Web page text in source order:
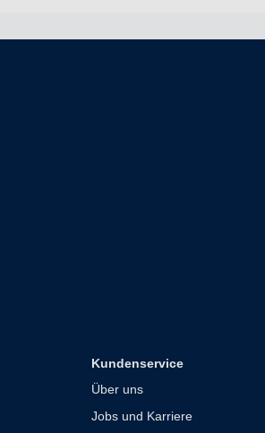
Kundenservice
Über uns
Jobs und Karriere